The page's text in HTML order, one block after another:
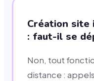
Création site
: faut-il se
Non, tout
distance :